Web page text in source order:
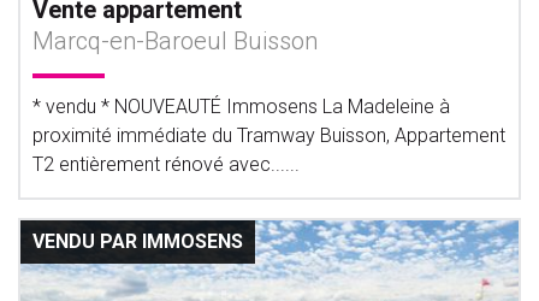
Vente appartement
Marcq-en-Baroeul Buisson
* vendu * NOUVEAUTÉ Immosens La Madeleine à
proximité immédiate du Tramway Buisson, Appartement
T2 entièrement rénové avec......
VENDU PAR IMMOSENS